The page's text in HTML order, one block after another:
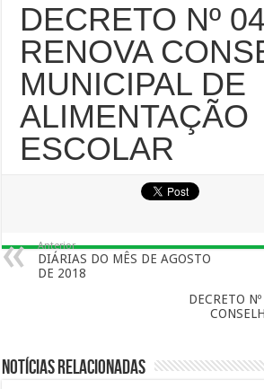
DECRETO Nº
RENOVA
MUNICIPAL DE
ALIMENTAÇÃO
ESCOLAR
Anterior
DIÁRIAS DO MÊS DE AGOSTO
DE 2018
DECRETO
Notícias Relacionadas